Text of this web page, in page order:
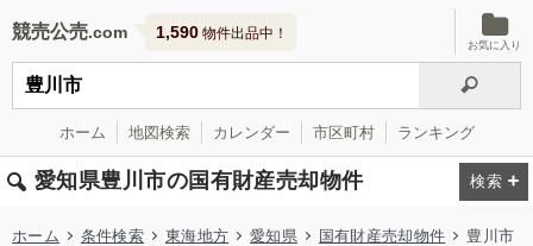
競売公売 1,590 物件出品中！
お気に入り
ホーム 地図検索 カレンダー 市区町村 ランキング
愛知県豊川市の国有財産売却物件
ホーム 条件検索 東海地方 愛知県 国有財産売却物件 豊川市